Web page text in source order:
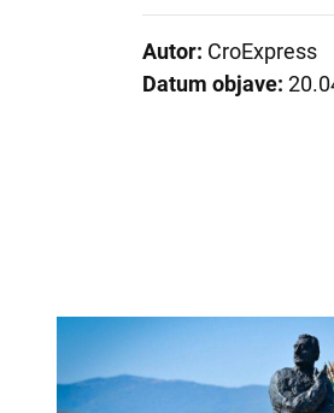
Autor: CroExpress
Datum objave: